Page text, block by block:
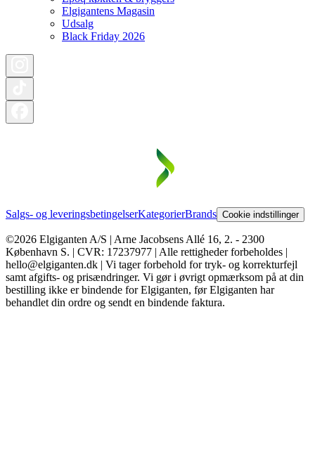
Elgigantens Magasin
Udsalg
Black Friday 2026
Salgs- og leveringsbetingelserKategorierBrands Cookie indstillinger
©2026 Elgiganten A/S | Arne Jacobsens Allé 16, 2. - 2300
København S. | CVR: 17237977 | Alle rettigheder forbeholdes |
hello@elgiganten.dk | Vi tager forbehold for tryk- og korrekturfejl
samt afgifts- og prisændringer. Vi gør i øvrigt opmærksom på at din
bestilling ikke er bindende for Elgiganten, før Elgiganten har
behandlet din ordre og sendt en bindende faktura.